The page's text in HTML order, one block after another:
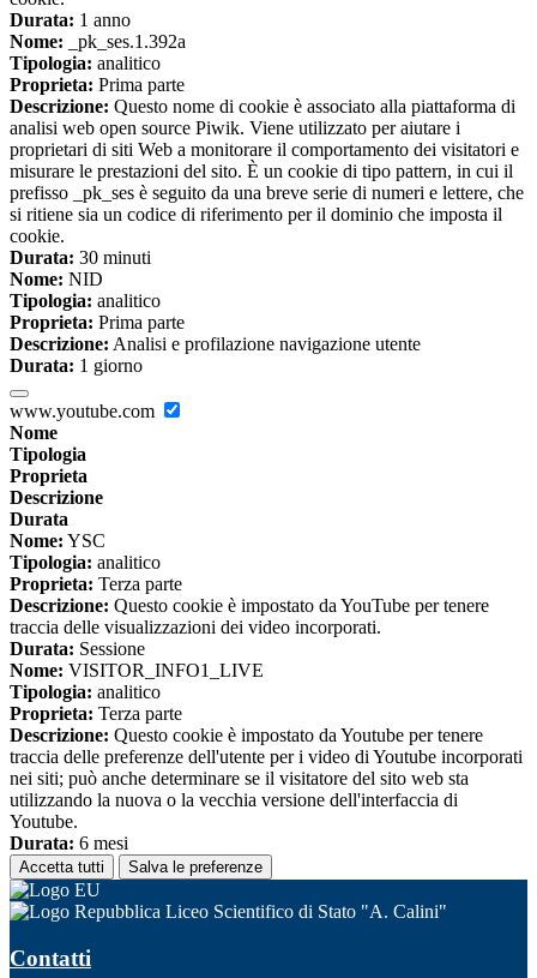
Durata: 1 anno
Nome: _pk_ses.1.392a
Tipologia: analitico
Proprieta: Prima parte
Descrizione: Questo nome di cookie è associato alla piattaforma di
analisi web open source Piwik. Viene utilizzato per aiutare i
proprietari di siti Web a monitorare il comportamento dei visitatori e
misurare le prestazioni del sito. È un cookie di tipo pattern, in cui il
prefisso _pk_ses è seguito da una breve serie di numeri e lettere, che
si ritiene sia un codice di riferimento per il dominio che imposta il
cookie.
Durata: 30 minuti
Nome: NID
Tipologia: analitico
Proprieta: Prima parte
Descrizione: Analisi e profilazione navigazione utente
Durata: 1 giorno
www.youtube.com
Nome
Tipologia
Proprieta
Descrizione
Durata
Nome: YSC
Tipologia: analitico
Proprieta: Terza parte
Descrizione: Questo cookie è impostato da YouTube per tenere
traccia delle visualizzazioni dei video incorporati.
Durata: Sessione
Nome: VISITOR_INFO1_LIVE
Tipologia: analitico
Proprieta: Terza parte
Descrizione: Questo cookie è impostato da Youtube per tenere
traccia delle preferenze dell'utente per i video di Youtube incorporati
nei siti; può anche determinare se il visitatore del sito web sta
utilizzando la nuova o la vecchia versione dell'interfaccia di
Youtube.
Durata: 6 mesi
Accetta tutti Salva le preferenze
Liceo Scientifico di Stato "A. Calini"
Contatti